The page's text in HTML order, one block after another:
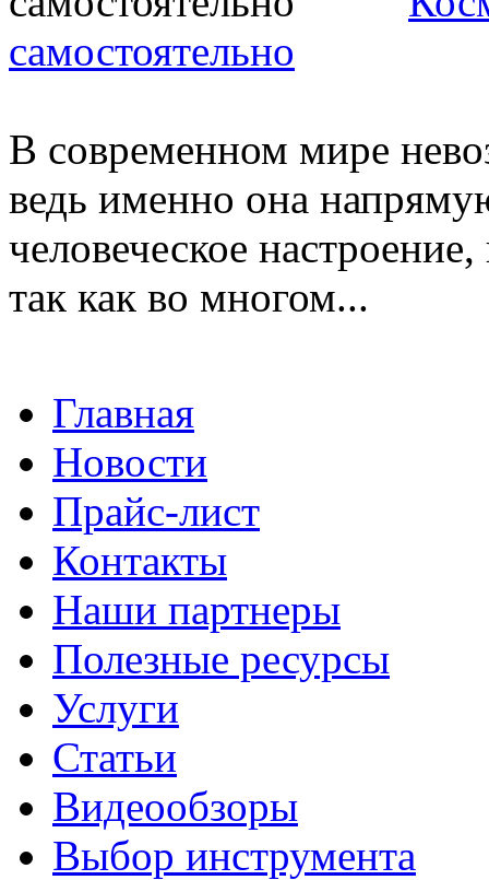
самостоятельно
В современном мире
ведь именно она
человеческое
так как во многом...
Главная
Новости
Прайс-лист
Контакты
Наши партнеры
Полезные ресурсы
Услуги
Статьи
Видеообзоры
Выбор инструмента